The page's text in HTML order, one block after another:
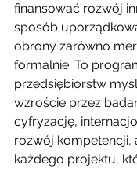
finansować rozwój
sposób
obrony zarówno
formalnie. To
przedsiębiorstw
wzroście przez
cyfryzację,
rozwój kompetencji,
każdego projektu,